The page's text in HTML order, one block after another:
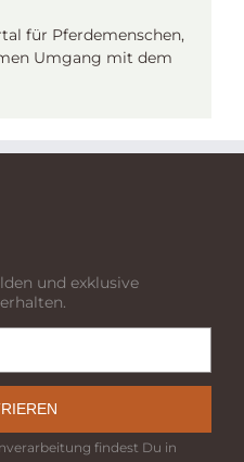
für Pferdemenschen,
Umgang mit dem
und exklusive
findest Du in